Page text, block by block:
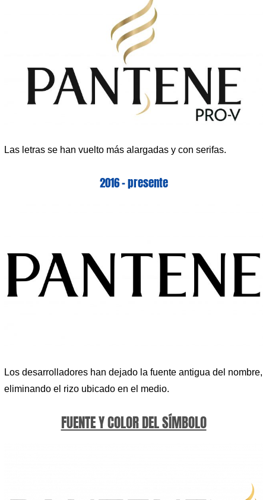
Las letras se han vuelto más alargadas y con serifas.
2016 – presente
Los desarrolladores han dejado la fuente antigua del nombre,
eliminando el rizo ubicado en el medio.
FUENTE Y COLOR DEL SÍMBOLO